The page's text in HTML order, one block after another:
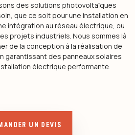
des solutions photovoltaïques
que ce soit pour une installation en
intégration au réseau électrique, ou
projets industriels. Nous sommes là
de la conception à la réalisation de
garantissant des panneaux solaires
électrique performante.
UN DEVIS